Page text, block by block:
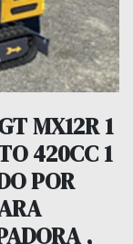
MX12R 1
420CC 1
POR
,